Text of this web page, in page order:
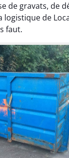
de gravats, de
logistique de
faut.